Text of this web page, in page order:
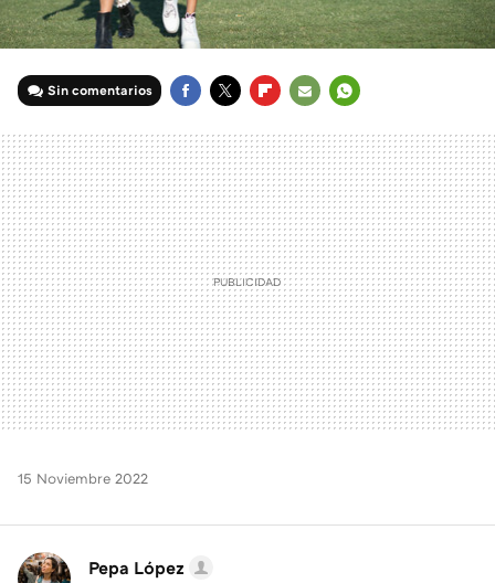
Sin comentarios
MAIL
15 Noviembre 2022
Pepa López